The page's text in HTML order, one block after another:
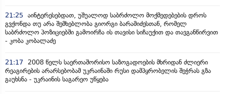
21:25 აინტერესებდათ, უშუალოდ საბრძოლო მოქმედებების დროს
გვქონდა თუ არა შემხებლობა გიორგი ბარამიძესთან, რომელ
საბრძოლო პოზიციებში გამოირჩა ის თავისი სიჩაუქით და თავგანწირვით
- კობა კობალაძე
21:17
2008 წელს საერთაშორისო საზოგადოების მხრიდან ძლიერი
რეაგირების არარსებობამ უკრაინაში რუსი დამპყრობელის შეჭრას გზა
გაუხსნა - უკრაინის საგარეო უწყება